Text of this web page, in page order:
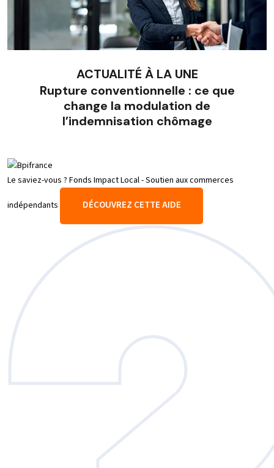
ACTUALITÉ À LA UNE
Rupture conventionnelle : ce que
change la modulation de
l’indemnisation chômage
Le saviez-vous ? Fonds Impact Local - Soutien aux commerces
indépendants DÉCOUVREZ CETTE AIDE